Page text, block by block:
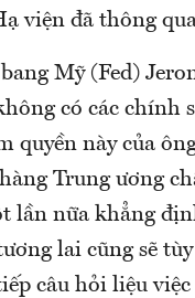
viện đã thông
Mỹ (Fed)
có các chính
quyền này của
Trung ương
lần nữa khẳng
lai cũng sẽ
câu hỏi liệu